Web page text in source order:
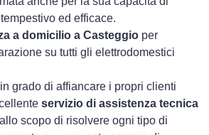
ed efficace.
a domicilio a Casteggio per
su tutti gli elettrodomestici
grado di affiancare i propri clienti
servizio di assistenza tecnica
allo scopo di risolvere ogni tipo di